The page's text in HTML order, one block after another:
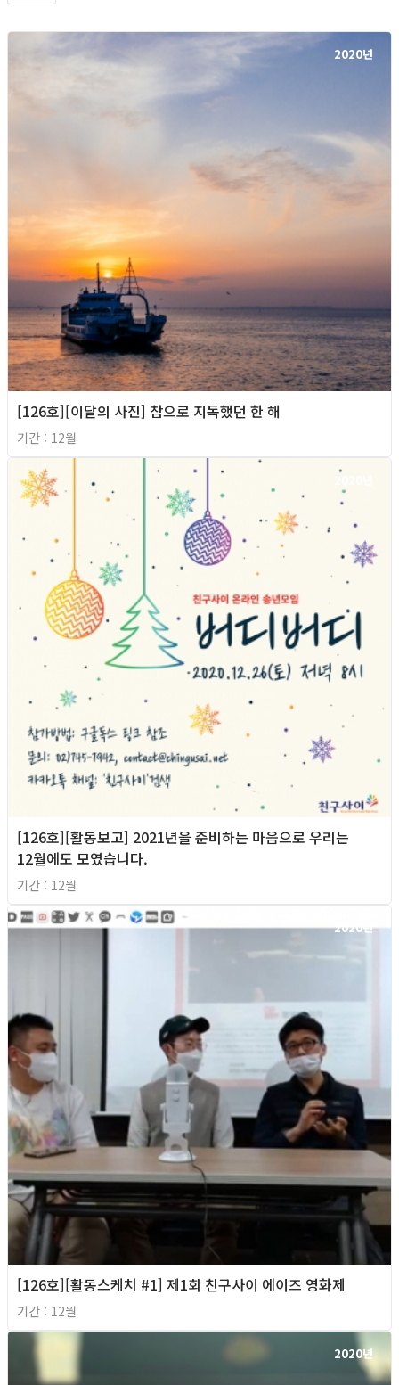
2020년
[126호][이달의 사진] 참으로 지독했던 한 해
기간 : 12월
[126호][활동보고] 2021년을 준비하는 마음으로 우리는
12월에도 모였습니다.
기간 : 12월
2020년
[126호][활동스케치 #1] 제1회 친구사이 에이즈 영화제
기간 : 12월
2020년